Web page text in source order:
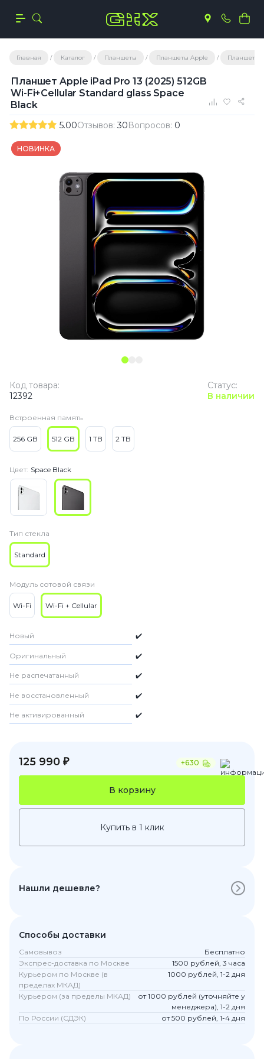
Главная Каталог Планшеты Планшеты Apple Планшеты
Планшет Apple iPad Pro 13 (2025) 512GB
Wi-Fi+Cellular Standard glass Space
Black
5.00Отзывов:30Вопросов: 0
НОВИНКА
Статус:
В наличии
Код товара:
12392
Встроенная память
256 GB 512 GB 1 TB 2 TB
Цвет: Space Black
Тип стекла
Standard
Модуль сотовой связи
Wi-Fi Wi-Fi + Cellular
Новый ✔️
Оригинальный ✔️
Не распечатанный ✔️
Не восстановленный ✔️
Не активированный ✔️
125 990 ₽ +630
В корзину
Купить в 1 клик
Нашли дешевле?
Способы доставки
Самовывоз
Бесплатно
Экспрес-доставка по Москве
1500 рублей, 3 часа
Курьером по Москве (в
пределах МКАД)
1000 рублей, 1-2 дня
Курьером (за пределы МКАД)
от 1000 рублей (уточняйте у
менеджера), 1-2 дня
По России (СДЭК)
от 500 рублей, 1-4 дня